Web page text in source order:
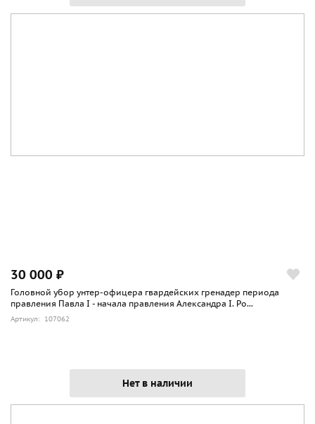
30 000 ₽
Головной убор унтер-офицера гвардейских гренадер периода
правления Павла I - начала правления Александра I. Ро...
Артикул: 107062
Нет в наличии